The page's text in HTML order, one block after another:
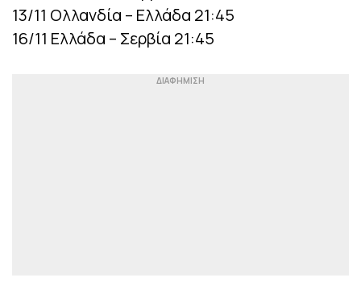
13/11 Ολλανδία – Ελλάδα 21:45
16/11 Ελλάδα – Σερβία 21:45